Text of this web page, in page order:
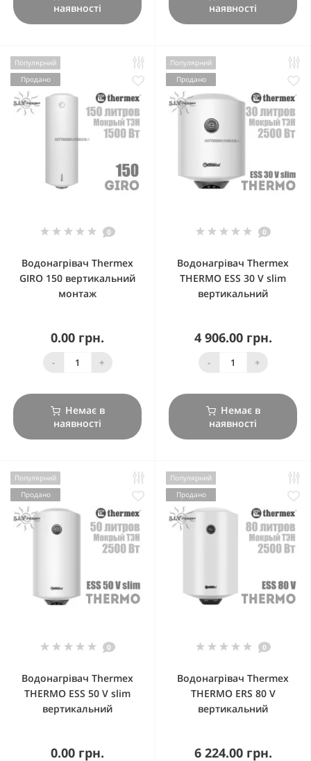
наявності
наявності
Популярний
Продано
0
Водонагрівач Thermex
GIRO 150 вертикальний
монтаж
0.00 грн.
- +
Немає в
наявності
Популярний
Продано
0
Водонагрівач Thermex
THERMO ESS 30 V slim
вертикальний
4 906.00 грн.
- +
Немає в
наявності
Популярний
Продано
0
Водонагрівач Thermex
THERMO ESS 50 V slim
вертикальний
0.00 грн.
Популярний
Продано
0
Водонагрівач Thermex
THERMO ERS 80 V
вертикальний
6 224.00 грн.